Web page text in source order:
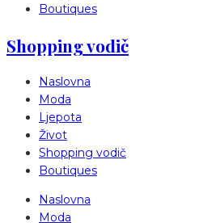
Boutiques
Shopping vodič
Naslovna
Moda
Ljepota
Život
Shopping vodič
Boutiques
Naslovna
Moda